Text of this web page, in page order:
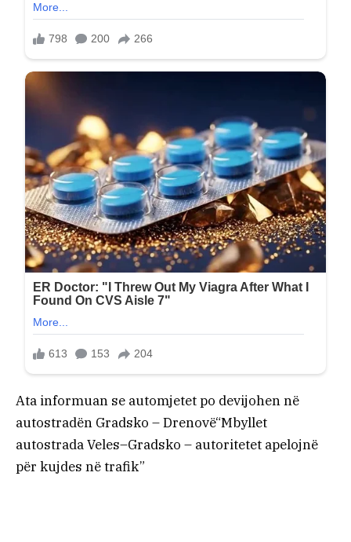
Ata informuan se automjetet po devijohen në
autostradën Gradsko – Drenovë“Mbyllet
autostrada Veles–Gradsko – autoritetet apelojnë
për kujdes në trafik”